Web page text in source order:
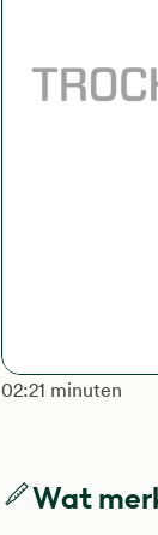
The length of the
02:21 minuten
Wat